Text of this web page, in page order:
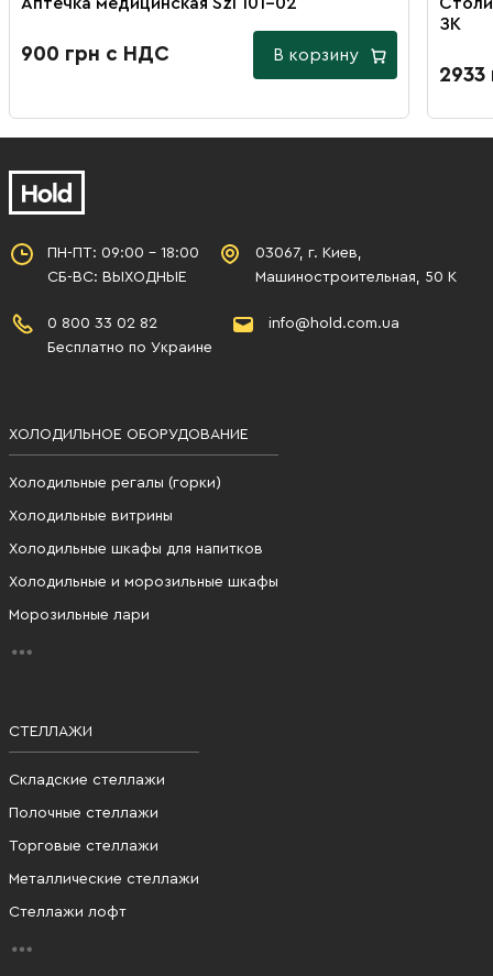
900 грн с НДС В корзину
ЗК
ПН-ПТ: 09:00 - 18:00
СБ-ВС: ВЫХОДНЫЕ
03067, г. Киев,
Машиностроительная, 50 К
0 800 33 02 82
Бесплатно по Украине
info@hold.com.ua
ХОЛОДИЛЬНОЕ ОБОРУДОВАНИЕ
Холодильные регалы (горки)
Холодильные витрины
Холодильные шкафы для напитков
Холодильные и морозильные шкафы
Морозильные лари
СТЕЛЛАЖИ
Складские стеллажи
Полочные стеллажи
Торговые стеллажи
Металлические стеллажи
Стеллажи лофт